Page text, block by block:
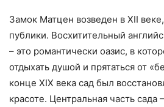
Замок Матцен возведен в XII
публики. Восхитительный
– это романтически оазис, в
отдыхать душой и прятаться от
конце XIX века сад был
красоте. Центральная часть сада